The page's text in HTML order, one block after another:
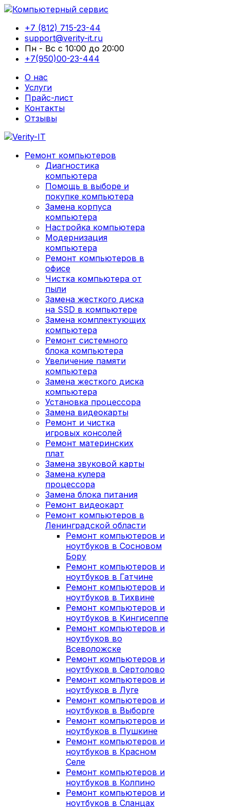
+7 (812) 715-23-44
support@verity-it.ru
Пн - Вс с 10:00 до 20:00
+7(950)00-23-444
О нас
Услуги
Прайс-лист
Контакты
Отзывы
Ремонт компьютеров
Диагностика
компьютера
Помощь в выборе и
покупке компьютера
Замена корпуса
компьютера
Настройка компьютера
Модернизация
компьютера
Ремонт компьютеров в
офисе
Чистка компьютера от
пыли
Замена жесткого диска
на SSD в компьютере
Замена комплектующих
компьютера
Ремонт системного
блока компьютера
Увеличение памяти
компьютера
Замена жесткого диска
компьютера
Установка процессора
Замена видеокарты
Ремонт и чистка
игровых консолей
Ремонт материнских
плат
Замена звуковой карты
Замена кулера
процессора
Замена блока питания
Ремонт видеокарт
Ремонт компьютеров в
Ленинградской области
Ремонт компьютеров и
ноутбуков в Сосновом
Бору
Ремонт компьютеров и
ноутбуков в Гатчине
Ремонт компьютеров и
ноутбуков в Тихвине
Ремонт компьютеров и
ноутбуков в Кингисеппе
Ремонт компьютеров и
ноутбуков во
Всеволожске
Ремонт компьютеров и
ноутбуков в Сертолово
Ремонт компьютеров и
ноутбуков в Луге
Ремонт компьютеров и
ноутбуков в Выборге
Ремонт компьютеров и
ноутбуков в Пушкине
Ремонт компьютеров и
ноутбуков в Красном
Селе
Ремонт компьютеров и
ноутбуков в Колпино
Ремонт компьютеров и
ноутбуков в Сланцах